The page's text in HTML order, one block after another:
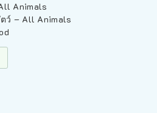
Animals
ว์ – All Animals